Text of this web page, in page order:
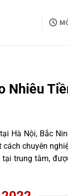
Nhiêu
Hà Nội, Bắc
chuyên
trung tâm,